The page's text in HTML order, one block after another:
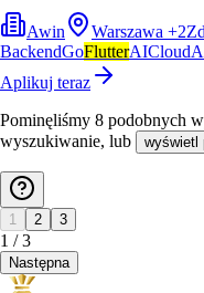
Awin Warszawa +2
BackendGoFlutterAICloud
Aplikuj teraz
Pominęliśmy 8 podobnych
wyszukiwanie, lub
wyświetl
1 2 3
1 /3
Następna